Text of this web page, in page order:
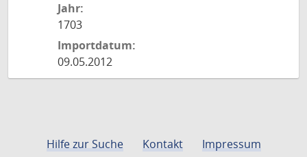
Jahr:
1703
Importdatum:
09.05.2012
Hilfe zur Suche Kontakt
Impressum